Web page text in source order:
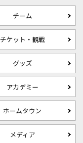
チーム
チケット・観戦
グッズ
アカデミー
ホームタウン
メディア